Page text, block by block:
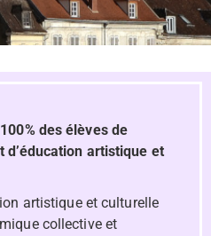
des élèves de
d’éducation artistique et
artistique et culturelle
collective et